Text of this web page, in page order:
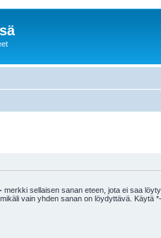
- merkki sellaisen sanan eteen, jota ei saa
vain yhden sanan on löydyttävä. Käytä *-